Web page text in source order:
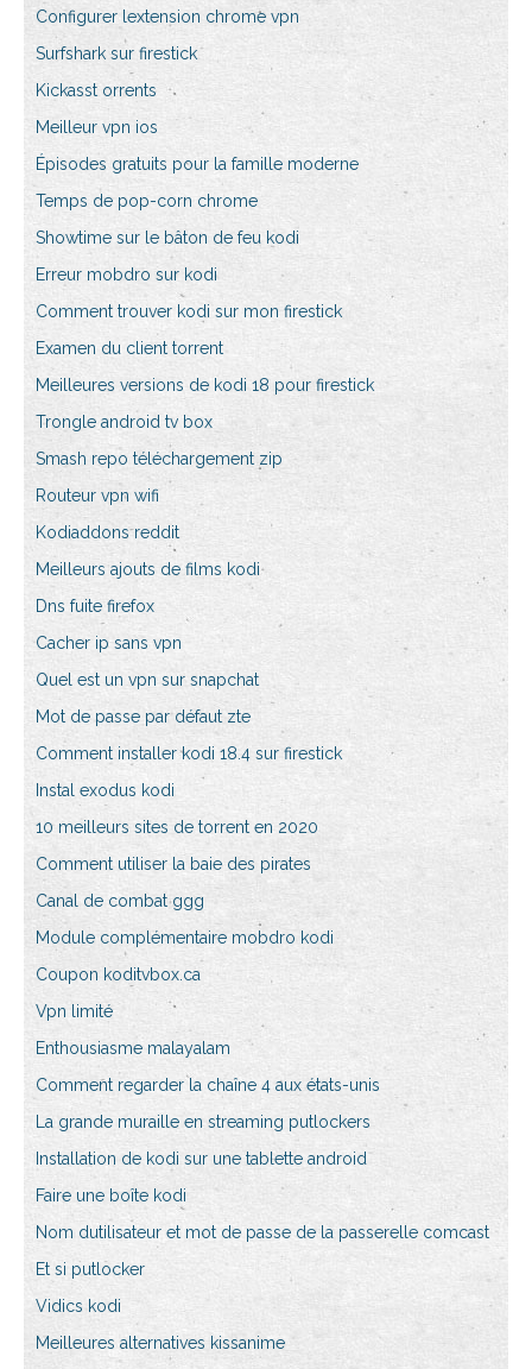
Configurer lextension chrome vpn
Surfshark sur firestick
Kickasst orrents
Meilleur vpn ios
Épisodes gratuits pour la famille moderne
Temps de pop-corn chrome
Showtime sur le bâton de feu kodi
Erreur mobdro sur kodi
Comment trouver kodi sur mon firestick
Examen du client torrent
Meilleures versions de kodi 18 pour firestick
Trongle android tv box
Smash repo téléchargement zip
Routeur vpn wifi
Kodiaddons reddit
Meilleurs ajouts de films kodi
Dns fuite firefox
Cacher ip sans vpn
Quel est un vpn sur snapchat
Mot de passe par défaut zte
Comment installer kodi 18.4 sur firestick
Instal exodus kodi
10 meilleurs sites de torrent en 2020
Comment utiliser la baie des pirates
Canal de combat ggg
Module complémentaire mobdro kodi
Coupon koditvbox.ca
Vpn limité
Enthousiasme malayalam
Comment regarder la chaîne 4 aux états-unis
La grande muraille en streaming putlockers
Installation de kodi sur une tablette android
Faire une boîte kodi
Nom dutilisateur et mot de passe de la passerelle comcast
Et si putlocker
Vidics kodi
Meilleures alternatives kissanime